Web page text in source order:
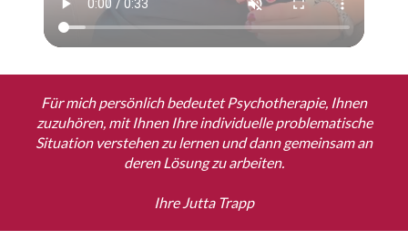
Für mich persönlich bedeutet Psychotherapie, Ihnen
zuzuhören, mit Ihnen Ihre individuelle problematische
Situation verstehen zu lernen und dann gemeinsam an
deren Lösung zu arbeiten.
Ihre Jutta Trapp